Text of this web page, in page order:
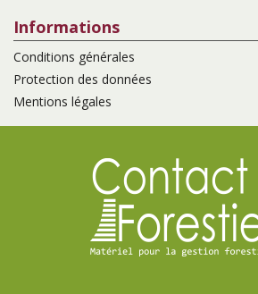
Informations
Conditions générales
Protection des données
Mentions légales